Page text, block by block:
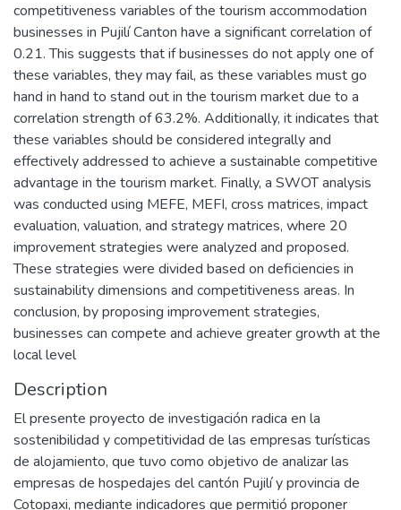
competitiveness variables of the tourism accommodation
businesses in Pujilí Canton have a significant correlation of
0.21. This suggests that if businesses do not apply one of
these variables, they may fail, as these variables must go
hand in hand to stand out in the tourism market due to a
correlation strength of 63.2%. Additionally, it indicates that
these variables should be considered integrally and
effectively addressed to achieve a sustainable competitive
advantage in the tourism market. Finally, a SWOT analysis
was conducted using MEFE, MEFI, cross matrices, impact
evaluation, valuation, and strategy matrices, where 20
improvement strategies were analyzed and proposed.
These strategies were divided based on deficiencies in
sustainability dimensions and competitiveness areas. In
conclusion, by proposing improvement strategies,
businesses can compete and achieve greater growth at the
local level
Description
El presente proyecto de investigación radica en la
sostenibilidad y competitividad de las empresas turísticas
de alojamiento, que tuvo como objetivo de analizar las
empresas de hospedajes del cantón Pujilí y provincia de
Cotopaxi, mediante indicadores que permitió proponer